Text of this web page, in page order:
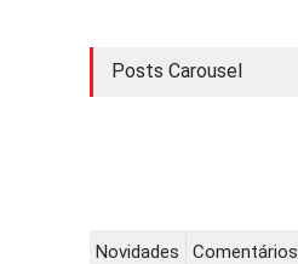
Posts Carousel
Novidades Comentários